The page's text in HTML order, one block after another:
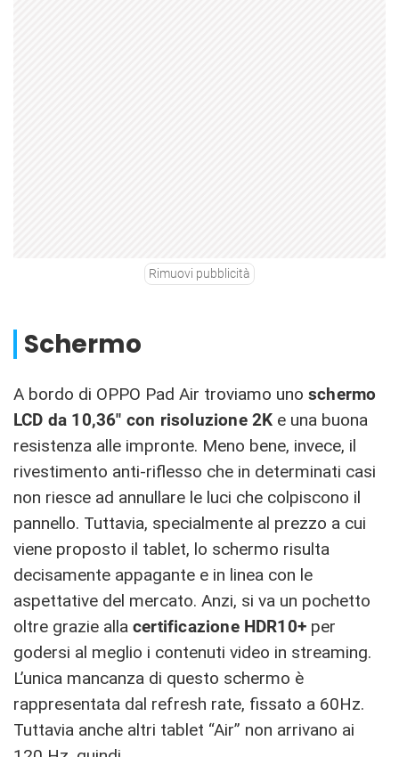
Rimuovi pubblicità
Schermo
A bordo di OPPO Pad Air troviamo uno schermo
LCD da 10,36″ con risoluzione 2K e una buona
resistenza alle impronte. Meno bene, invece, il
rivestimento anti-riflesso che in determinati casi
non riesce ad annullare le luci che colpiscono il
pannello. Tuttavia, specialmente al prezzo a cui
viene proposto il tablet, lo schermo risulta
decisamente appagante e in linea con le
aspettative del mercato. Anzi, si va un pochetto
oltre grazie alla certificazione HDR10+ per
godersi al meglio i contenuti video in streaming.
L’unica mancanza di questo schermo è
rappresentata dal refresh rate, fissato a 60Hz.
Tuttavia anche altri tablet “Air” non arrivano ai